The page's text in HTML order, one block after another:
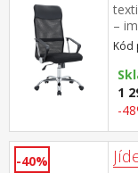
–
Kód
1
-
-40%